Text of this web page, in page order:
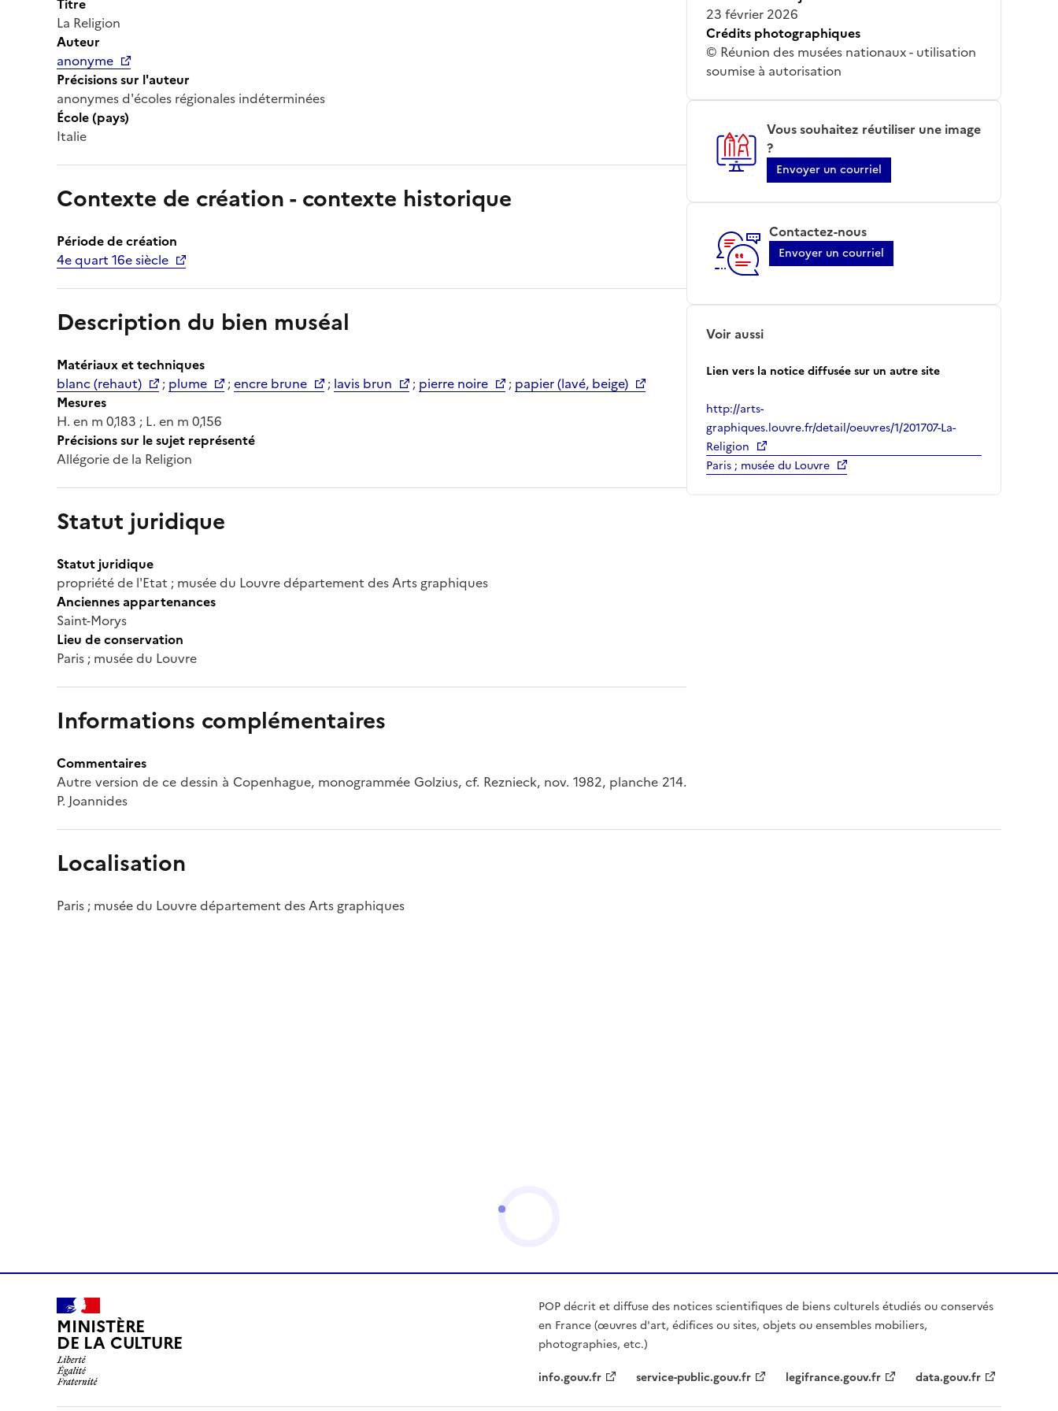
La Religion
Auteur
anonyme
Précisions sur l'auteur
anonymes d'écoles régionales indéterminées
École (pays)
Italie
Contexte de création - contexte historique
Période de création
4e quart 16e siècle
Description du bien muséal
Matériaux et techniques
blanc (rehaut)
; plume ;encre brune ; lavis brun ; pierre noire ; papier (lavé, beige)
Mesures
H. en m 0,183 ; L. en m 0,156
Précisions sur le sujet représenté
Allégorie de la Religion
Statut juridique
Statut juridique
propriété de l'Etat ; musée du Louvre département des Arts graphiques
Anciennes appartenances
Saint-Morys
Lieu de conservation
Paris ; musée du Louvre
Informations complémentaires
Commentaires
Autre version de ce dessin à Copenhague, monogrammée Golzius, cf. Reznieck, nov. 1982, planche 214.
P. Joannides
23 février 2026
Crédits photographiques
© Réunion des musées nationaux - utilisation
soumise à autorisation
Vous souhaitez réutiliser une image
?
Envoyer un courriel
Contactez-nous
Envoyer un courriel
Voir aussi
Lien vers la notice diffusée sur un autre site
http://arts-
graphiques.louvre.fr/detail/oeuvres/1/201707-La-
Religion
Paris ; musée du Louvre
Localisation
Paris ; musée du Louvre département des Arts graphiques
MINISTÈRE
DE LA CULTURE
POP décrit et diffuse des notices scientifiques de biens culturels étudiés ou conservés
en France (œuvres d'art, édifices ou sites, objets ou ensembles mobiliers,
photographies, etc.)
info.gouv.fr
service-public.gouv.fr legifrance.gouv.fr data.gouv.fr